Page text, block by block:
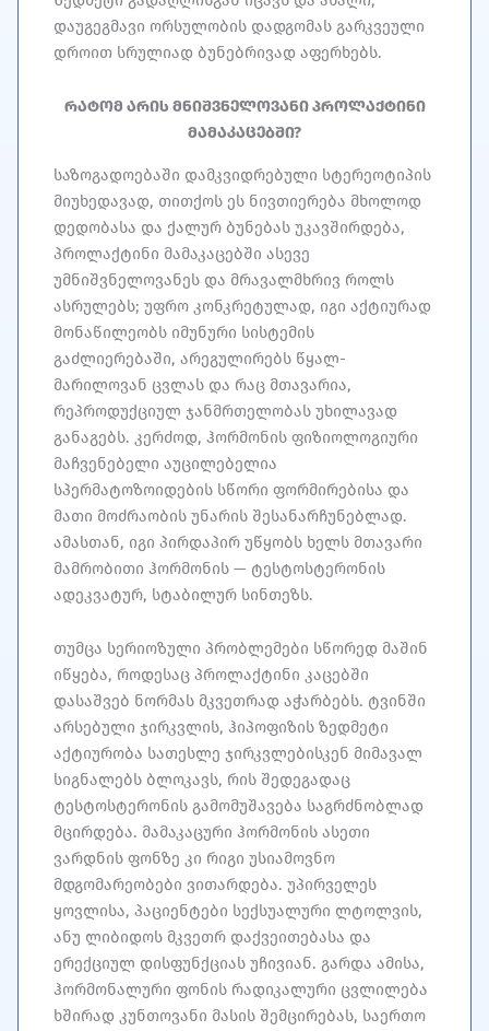
დაუგეგმავი ორსულობის დადგომას გარკვეული
დროით სრულიად ბუნებრივად აფერხებს.
რატომ არის მნიშვნელოვანი პროლაქტინი
მამაკაცებში?
საზოგადოებაში დამკვიდრებული სტერეოტიპის
მიუხედავად, თითქოს ეს ნივთიერება მხოლოდ
დედობასა და ქალურ ბუნებას უკავშირდება,
პროლაქტინი მამაკაცებში ასევე
უმნიშვნელოვანეს და მრავალმხრივ როლს
ასრულებს; უფრო კონკრეტულად, იგი აქტიურად
მონაწილეობს იმუნური სისტემის
გაძლიერებაში, არეგულირებს წყალ-
მარილოვან ცვლას და რაც მთავარია,
რეპროდუქციულ ჯანმრთელობას უხილავად
განაგებს. კერძოდ, ჰორმონის ფიზიოლოგიური
მაჩვენებელი აუცილებელია
სპერმატოზოიდების სწორი ფორმირებისა და
მათი მოძრაობის უნარის შესანარჩუნებლად.
ამასთან, იგი პირდაპირ უწყობს ხელს მთავარი
მამრობითი ჰორმონის — ტესტოსტერონის
ადეკვატურ, სტაბილურ სინთეზს.
თუმცა სერიოზული პრობლემები სწორედ მაშინ
იწყება, როდესაც პროლაქტინი კაცებში
დასაშვებ ნორმას მკვეთრად აჭარბებს. ტვინში
არსებული ჯირკვლის, ჰიპოფიზის ზედმეტი
აქტიურობა სათესლე ჯირკვლებისკენ მიმავალ
სიგნალებს ბლოკავს, რის შედეგადაც
ტესტოსტერონის გამომუშავება საგრძნობლად
მცირდება. მამაკაცური ჰორმონის ასეთი
ვარდნის ფონზე კი რიგი უსიამოვნო
მდგომარეობები ვითარდება. უპირველეს
ყოვლისა, პაციენტები სექსუალური ლტოლვის,
ანუ ლიბიდოს მკვეთრ დაქვეითებასა და
ერექციულ დისფუნქციას უჩივიან. გარდა ამისა,
ჰორმონალური ფონის რადიკალური ცვლილება
ხშირად კუნთოვანი მასის შემცირებას, საერთო